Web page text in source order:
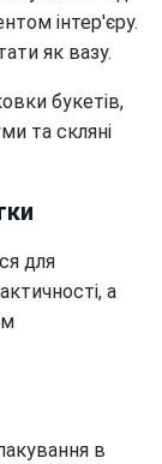
інтер'єру.
як вазу.
букетів,
та скляні
для
а
в